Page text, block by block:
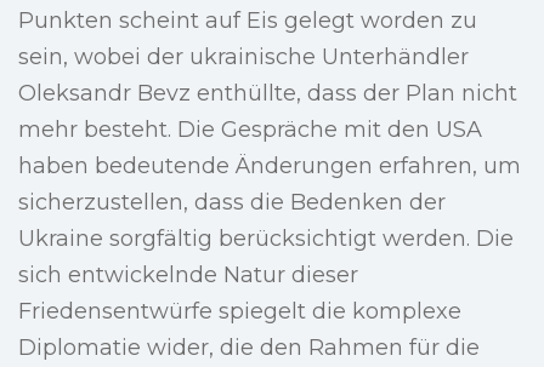
Punkten scheint auf Eis gelegt worden zu
sein, wobei der ukrainische Unterhändler
Oleksandr Bevz enthüllte, dass der Plan nicht
mehr besteht. Die Gespräche mit den USA
haben bedeutende Änderungen erfahren, um
sicherzustellen, dass die Bedenken der
Ukraine sorgfältig berücksichtigt werden. Die
sich entwickelnde Natur dieser
Friedensentwürfe spiegelt die komplexe
Diplomatie wider, die den Rahmen für die